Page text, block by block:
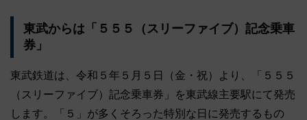
東武からは「５５５（スリーファイブ）記念乗車
券」
東武鉄道は、令和５年５月５日（金・祝）より、「５５５
（スリーファイブ）記念乗車券」を東武線主要駅にて発売
します。「５」が多くそろった特別な日に発売するもの